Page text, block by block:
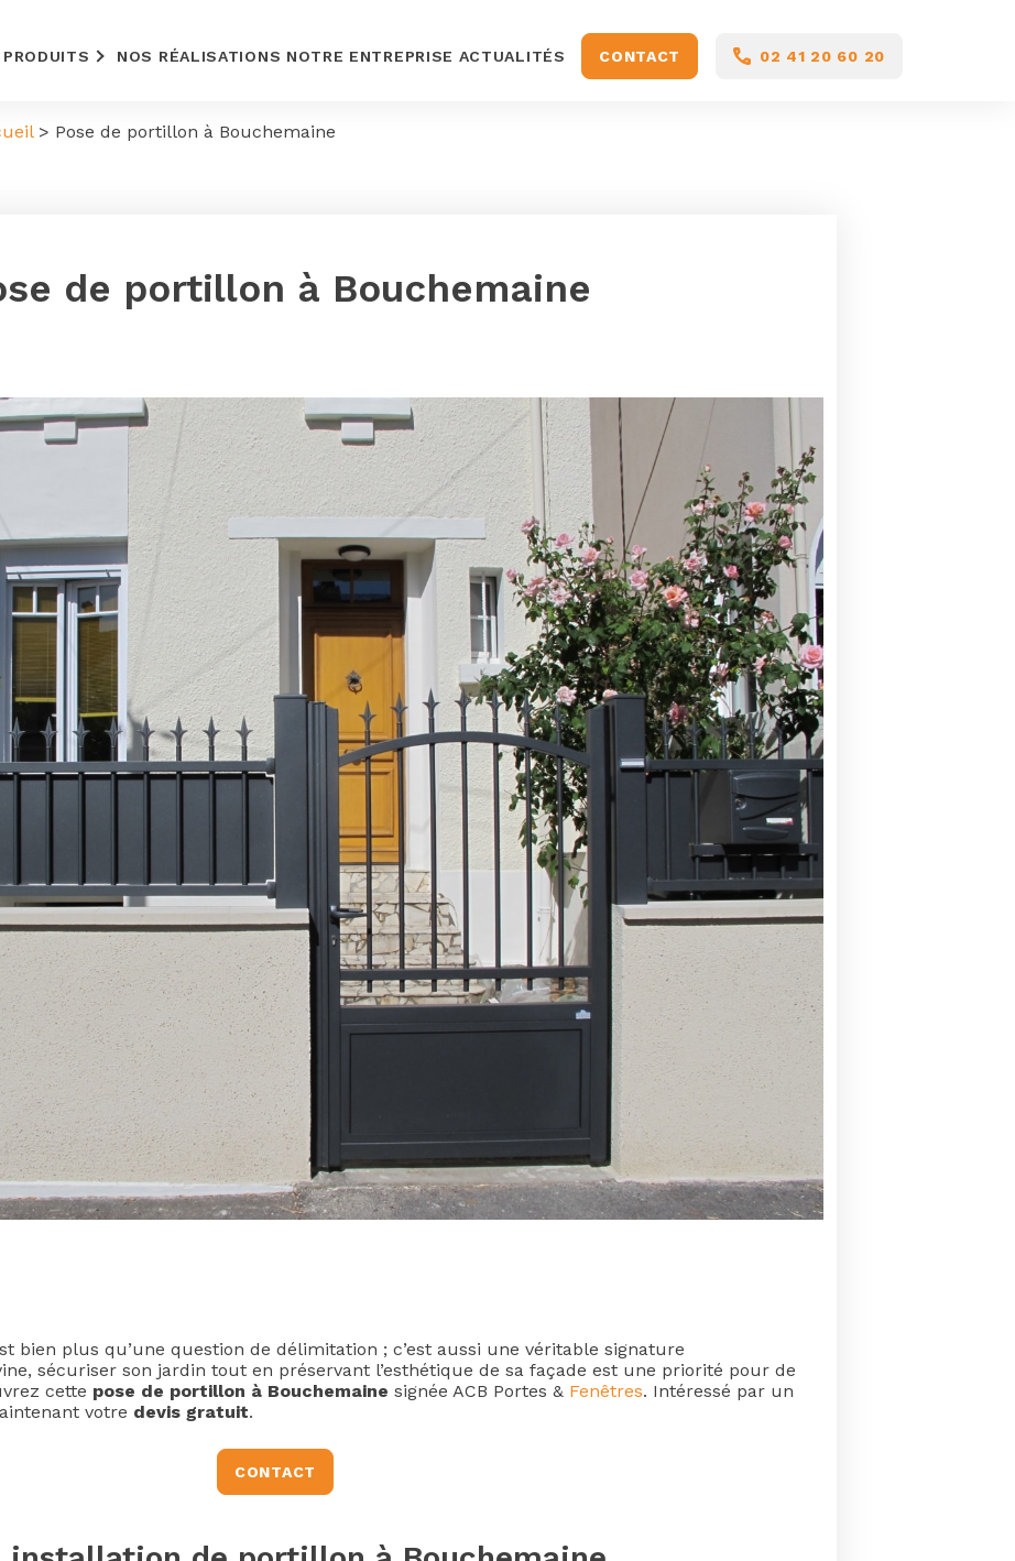
NOS RÉALISATIONS NOTRE ENTREPRISE ACTUALITÉS CONTACT 02 41 20 60 20
> Pose de portillon à Bouchemaine
de portillon à Bouchemaine
bien plus qu’une question de délimitation ; c’est aussi une véritable signature
sécuriser son jardin tout en préservant l’esthétique de sa façade est une priorité pour de
cette pose de portillon à Bouchemaine signée ACB Portes & Fenêtres. Intéressé par un
votre devis gratuit.
CONTACT